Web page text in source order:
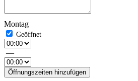
Montag
—
Öffnungszeiten hinzufügen